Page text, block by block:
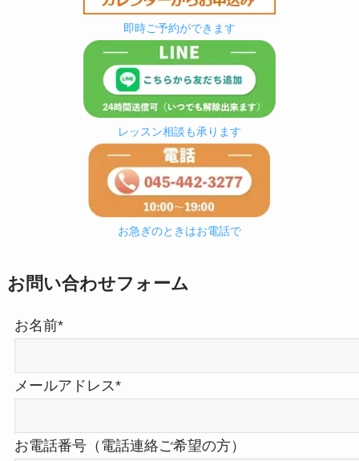
即時ご予約ができます
レッスン相談も承ります
お急ぎのときはお電話で
お問い合わせフォーム
お名前*
メールアドレス*
お電話番号（電話連絡ご希望の方）